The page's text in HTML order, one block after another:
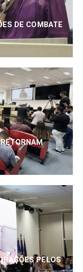
DE COMBATE
PELOS